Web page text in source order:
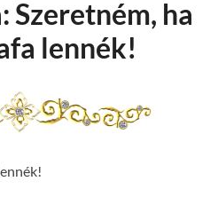
Szeretném, ha
lennék!